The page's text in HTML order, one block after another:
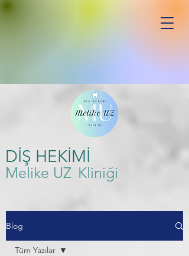
DİŞ HEKİMİ
Melike UZ Kliniği
Blog
Tüm Yazılar